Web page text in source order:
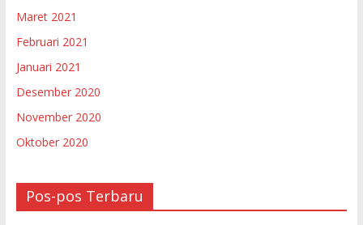
Maret 2021
Februari 2021
Januari 2021
Desember 2020
November 2020
Oktober 2020
Pos-pos Terbaru